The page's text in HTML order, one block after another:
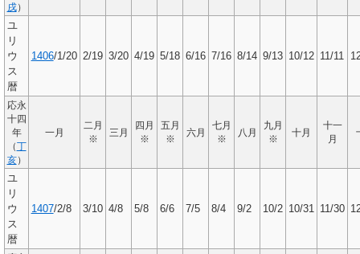
戌）
ユ
リ
ウ
ス
暦
1406/1/20 2/19 3/20 4/19 5/18 6/16 7/16 8/14 9/13 10/12 11/11
応永
十四
年
（丁
亥）
一月
二月
※
三月
四月
※
五月
※
六月
七月
※
八月
九月
※
十月
十一
月
ユ
リ
ウ
ス
暦
1407/2/8 3/10 4/8 5/8 6/6 7/5 8/4 9/2 10/2 10/31 11/30